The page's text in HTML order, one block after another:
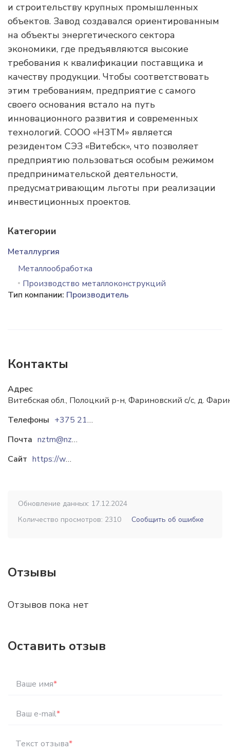
и строительству крупных промышленных
объектов. Завод создавался ориентированным
на объекты энергетического сектора
экономики, где предъявляются высокие
требования к квалификации поставщика и
качеству продукции. Чтобы соответствовать
этим требованиям, предприятие с самого
своего основания встало на путь
инновационного развития и современных
технологий. СООО «НЗТМ» является
резидентом СЭЗ «Витебск», что позволяет
предприятию пользоваться особым режимом
предпринимательской деятельности,
предусматривающим льготы при реализации
инвестиционных проектов.
Категории
Металлургия
Металлообработка
Производство металлоконструкций
Тип компании: Производитель
Контакты
Адрес
Витебская обл., Полоцкий р-н, Фариновский с/с, д.
Телефоны
+375 214 43-50-60
Почта
nztm@nztm.by
Сайт
https://www.nztm.by
Обновление данных: 17.12.2024
Количество просмотров: 2310
Сообщить об ошибке
Отзывы
Отзывов пока нет
Оставить отзыв
Ваше имя*
Ваш e-mail*
Текст отзыва*